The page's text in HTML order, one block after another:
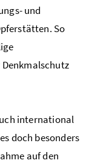
und
So
international
doch besonders
auf den